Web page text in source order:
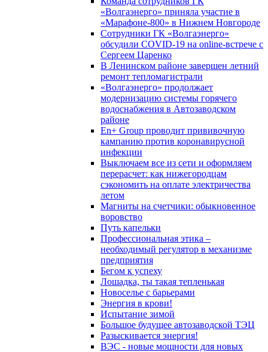
«Волгаэнерго» приняла участие в
«Марафоне-800» в Нижнем Новгороде
Сотрудники ГК «Волгаэнерго»
обсудили COVID-19 на online-встрече с
Сергеем Царенко
В Ленинском районе завершен летний
ремонт тепломагистрали
«Волгаэнерго» продолжает
модернизацию системы горячего
водоснабжения в Автозаводском
районе
En+ Group проводит прививочную
кампанию против коронавирусной
инфекции
Выключаем все из сети и оформляем
перерасчет: как нижегородцам
сэкономить на оплате электричества
летом
Магниты на счетчики: обыкновенное
воровство
Путь капельки
Профессиональная этика –
необходимый регулятор в механизме
предприятия
Бегом к успеху
Лошадка, ты такая тепленькая
Новоселье с барьерами
Энергия в крови!
Испытание зимой
Большое будущее автозаводской ТЭЦ
Разыскивается энергия!
ВЭС - новые мощности для новых